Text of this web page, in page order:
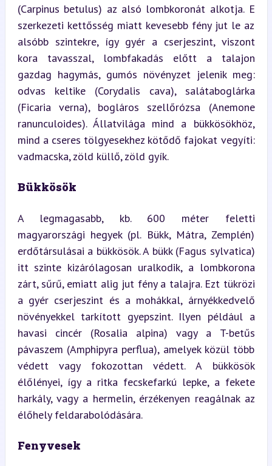
(Carpinus betulus) az alsó lombkoronát alkotja. E
szerkezeti kettősség miatt kevesebb fény jut le az
alsóbb szintekre, így gyér a cserjeszint, viszont
kora tavasszal, lombfakadás előtt a talajon
gazdag hagymás, gumós növényzet jelenik meg:
odvas keltike (Corydalis cava), salátaboglárka
(Ficaria verna), bogláros szellőrózsa (Anemone
ranunculoides). Állatvilága mind a bükkösökhöz,
mind a cseres tölgyesekhez kötődő fajokat vegyíti:
vadmacska, zöld küllő, zöld gyík.
Bükkösök
A legmagasabb, kb. 600 méter feletti
magyarországi hegyek (pl. Bükk, Mátra, Zemplén)
erdőtársulásai a bükkösök. A bükk (Fagus sylvatica)
itt szinte kizárólagosan uralkodik, a lombkorona
zárt, sűrű, emiatt alig jut fény a talajra. Ezt tükrözi
a gyér cserjeszint és a mohákkal, árnyékkedvelő
növényekkel tarkított gyepszint. Ilyen például a
havasi cincér (Rosalia alpina) vagy a T-betűs
pávaszem (Amphipyra perflua), amelyek közül több
védett vagy fokozottan védett. A bükkösök
élőlényei, így a ritka fecskefarkú lepke, a fekete
harkály, vagy a hermelin, érzékenyen reagálnak az
élőhely feldarabolódására.
Fenyvesek